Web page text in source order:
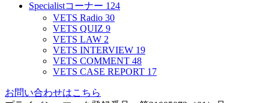
Specialistコーナー 124
VETS Radio 30
VETS QUIZ 9
VETS LAW 2
VETS INTERVIEW 19
VETS COMMENT 48
VETS CASE REPORT 17
お問い合わせはこちら